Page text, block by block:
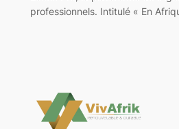
professionnels. Intitulé « En